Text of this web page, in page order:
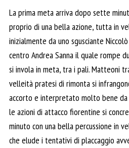
La prima meta arriva dopo sette
proprio di una bella azione, tutta in
inizialmente da uno sgusciante
centro Andrea Sanna il quale rompe
si invola in meta, tra i pali. Matteoni
velleità pratesi di rimonta si
accorto e interpretato molto bene
le azioni di attacco fiorentine si
minuto con una bella percussione in
che elude i tentativi di placcaggio